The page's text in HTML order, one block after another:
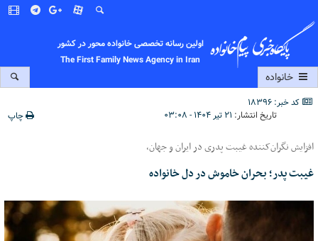
اولین رسانه تخصصی خانواده محور در کشور
The First Family News Agency in Iran
خانواده
کد خبر: 18396
تاریخ انتشار: ۲۱ تیر ۱۴۰۴ - ۰۳:۰۸ چاپ
افزایش نگران‌کننده غیبت پدری در ایران و جهان،
غیبت پدر؛ بحران خاموش در دل خانواده‌